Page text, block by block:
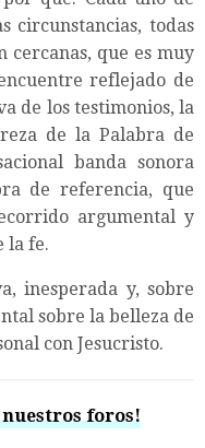
circunstancias, todas
cercanas, que es muy
reflejado de
de los testimonios, la
de la Palabra de
banda sonora
de referencia, que
argumental y
la fe.
inesperada y, sobre
sobre la belleza de
con Jesucristo.
nuestros foros!